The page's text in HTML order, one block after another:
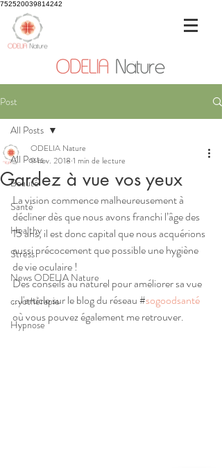
752520039814242
Post
All Posts
Beauté
Santé
Healthy
Stress
News ODELIA Nature
cryothérapie
Hypnose
All Posts
Gardez à vue vos yeux
ODELIA Nature
9 nov. 2018 1 min de lecture
La vision commence malheureusement à
décliner dès que nous avons franchi l’âge des
15 ans, il est donc capital que nous acquérions
aussi précocement que possible une hygiène
de vie oculaire !
Des conseils au naturel pour améliorer sa vue
...l'article sur le blog du réseau #sogoodsanté
où vous pouvez également me retrouver.